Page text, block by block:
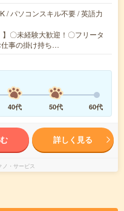
/ パソコンスキル不要 / 英語力
】〇未経験大歓迎！〇フリータ
事の掛け持ち…
40代 50代 60代
詳しく見る
ノ・サービス